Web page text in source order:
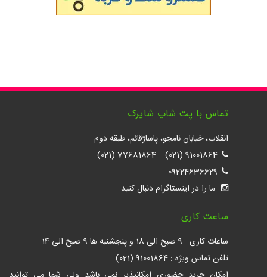
تماس با پت شاپ شاپرک
انقلاب، خیابان نامجو، پاساژقائم، طبقه دوم
91001864 (021)
–
77681864 (021)
09224636629
ما را در اینستاگرام دنبال کنید
ساعت کاری
ساعات کاری : 9 صبح الی 18 و پنجشنبه ها 9 صبح الی 14
تلفن تماس ویژه : 91001864 (021)